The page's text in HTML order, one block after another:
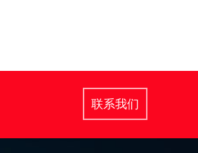
联系我们